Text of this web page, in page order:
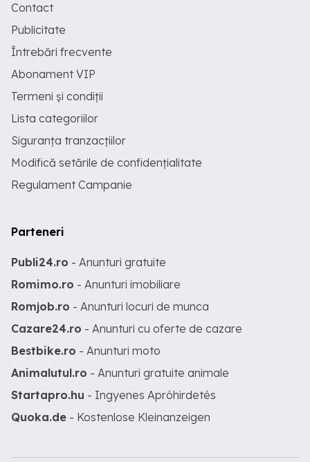
Contact
Publicitate
Întrebări frecvente
Abonament VIP
Termeni și condiții
Lista categoriilor
Siguranța tranzacțiilor
Modifică setările de confidențialitate
Regulament Campanie
Parteneri
Publi24.ro - Anunturi gratuite
Romimo.ro - Anunturi imobiliare
Romjob.ro - Anunturi locuri de munca
Cazare24.ro - Anunturi cu oferte de cazare
Bestbike.ro - Anunturi moto
Animalutul.ro - Anunturi gratuite animale
Startapro.hu - Ingyenes Apróhirdetés
Quoka.de - Kostenlose Kleinanzeigen